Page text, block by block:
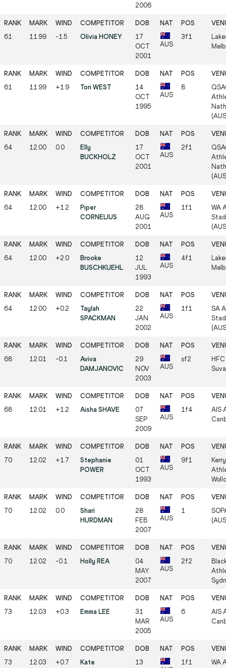
2006
61 11.99 -1.5 Olivia HONEY
17
OCT
2001
AUS
3f1
61 11.99 +1.9 Tori WEST
14
OCT
1995
AUS
8
64 12.00 0.0
Elly
BUCKHOLZ
17
OCT
2001
AUS
2f1
64 12.00 +1.2
Piper
CORNELIUS
28
AUG
2001
AUS
1f1
WA
64 12.00 +2.0
Brooke
BUSCHKUEHL
12
JUL
1993
AUS
4f1
64 12.00 +0.2
Taylah
SPACKMAN
22
JAN
2002
AUS
1f1
SA
68 12.01 -0.1
Aviva
DAMJANOVIC
29
NOV
2003
AUS
sf2
68 12.01 +1.2 Aisha SHAVE
07
SEP
2009
AUS
1f4
AIS
70 12.02 +1.7
Stephanie
POWER
01
OCT
1993
AUS
9f1
70 12.02 0.0
Shari
HURDMAN
28
FEB
2007
AUS
1
70 12.02 -0.1 Holly REA
04
MAY
2007
AUS
2f2
73 12.03 +0.3 Emma LEE
31
MAR
2005
AUS
6
AIS
73 12.03 +0.7
Kate
13
1f1
WA